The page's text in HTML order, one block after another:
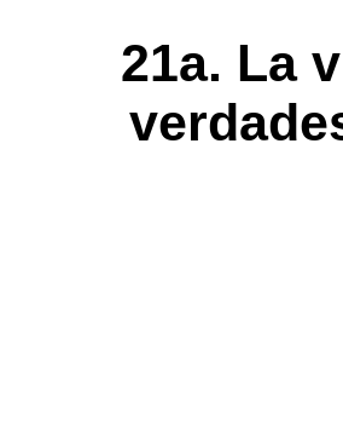
21a. La